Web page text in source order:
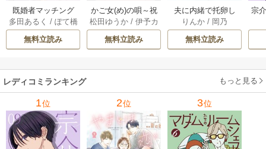
既婚者マッチング
パーティー 13巻
多田あるく / ぽて橋
無料立読み
かご女(め)の唄～祝
福されない妊婦の
哀歌～ 80-81巻
松田ゆうか/ 伊予カ
ンナ
無料立読み
夫に内緒で托卵し
てます。 10巻
りんか / 岡乃
無料立読み
宗
レディコミランキング もっと見る
1位 2位 3位